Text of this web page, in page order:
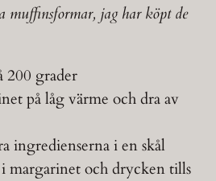
muffinsformar, jag har köpt de
200 grader
på låg värme och dra av
ingredienserna i en skål
margarinet och drycken tills